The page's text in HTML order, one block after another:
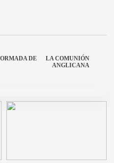
DE
LA COMUNIÓN
ANGLICANA